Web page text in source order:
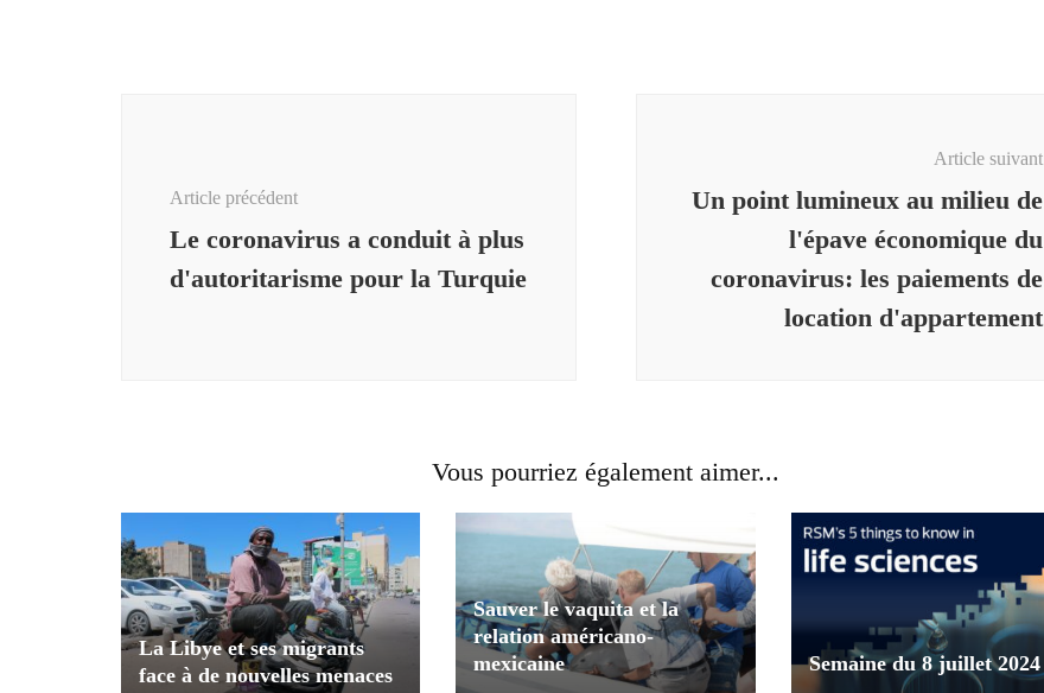
Article précédent
Le coronavirus a conduit à plus
d'autoritarisme pour la Turquie
Article suivant
Un point lumineux au milieu de
l'épave économique du
coronavirus: les paiements de
location d'appartement
Vous pourriez également aimer...
La Libye et ses migrants
face à de nouvelles menaces
Sauver le vaquita et la
relation américano-
mexicaine
Semaine du 8 juillet 2024